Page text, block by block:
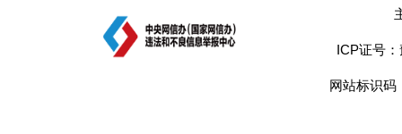
ICP证号：
网站标识码